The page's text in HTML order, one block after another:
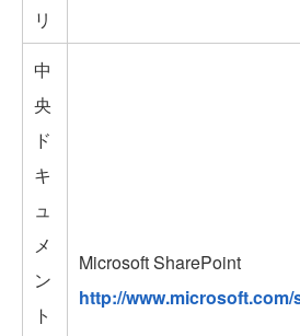
リ
中
央
ド
キ
ュ
メ
ン
ト
Microsoft SharePoint
http://